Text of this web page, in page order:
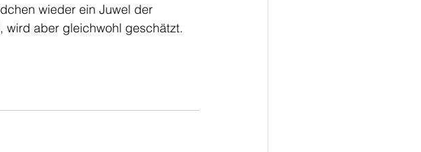
wieder ein Juwel der
wird aber gleichwohl geschätzt.